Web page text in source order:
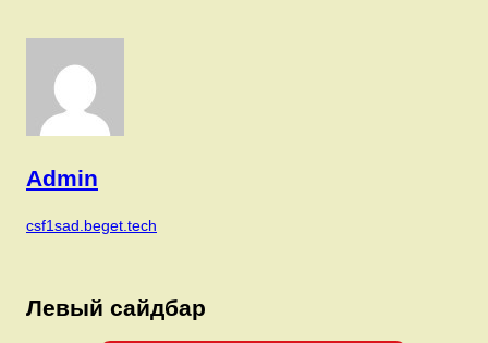
Admin
csf1sad.beget.tech
Левый сайдбар